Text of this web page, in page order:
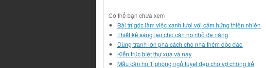
Có thể bạn chưa xem
Bài trí góc làm việc xanh tươi với cảm hứng thiên nhiên
Thiết kế sáng tạo cho căn hộ nhỏ đa năng
Dùng tranh lớn phá cách cho nhà thêm độc đáo
Kiến trúc biệt thự xưa và nay
Mẫu căn hộ 1 phòng ngủ tuyệt đẹp cho vợ chồng trẻ